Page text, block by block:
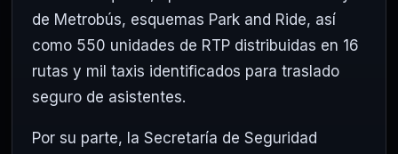
de Metrobús, esquemas Park and Ride, así
como 550 unidades de RTP distribuidas en 16
rutas y mil taxis identificados para traslado
seguro de asistentes.
Por su parte, la Secretaría de Seguridad